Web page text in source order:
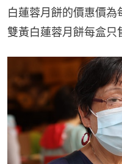
白蓮蓉月餅的價惠價為
雙黃白蓮蓉月餅每盒只